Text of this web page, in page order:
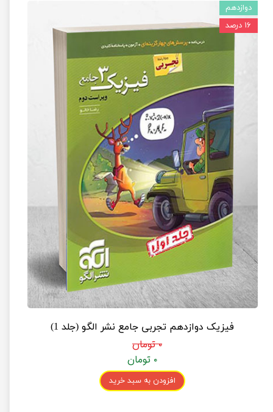
فیزیک دوازدهم تجربی جامع نشر الگو (جلد 1)
۰ تومان
۰ تومان
افزودن به سبد خرید
دوازدهم
۱۶ درصد